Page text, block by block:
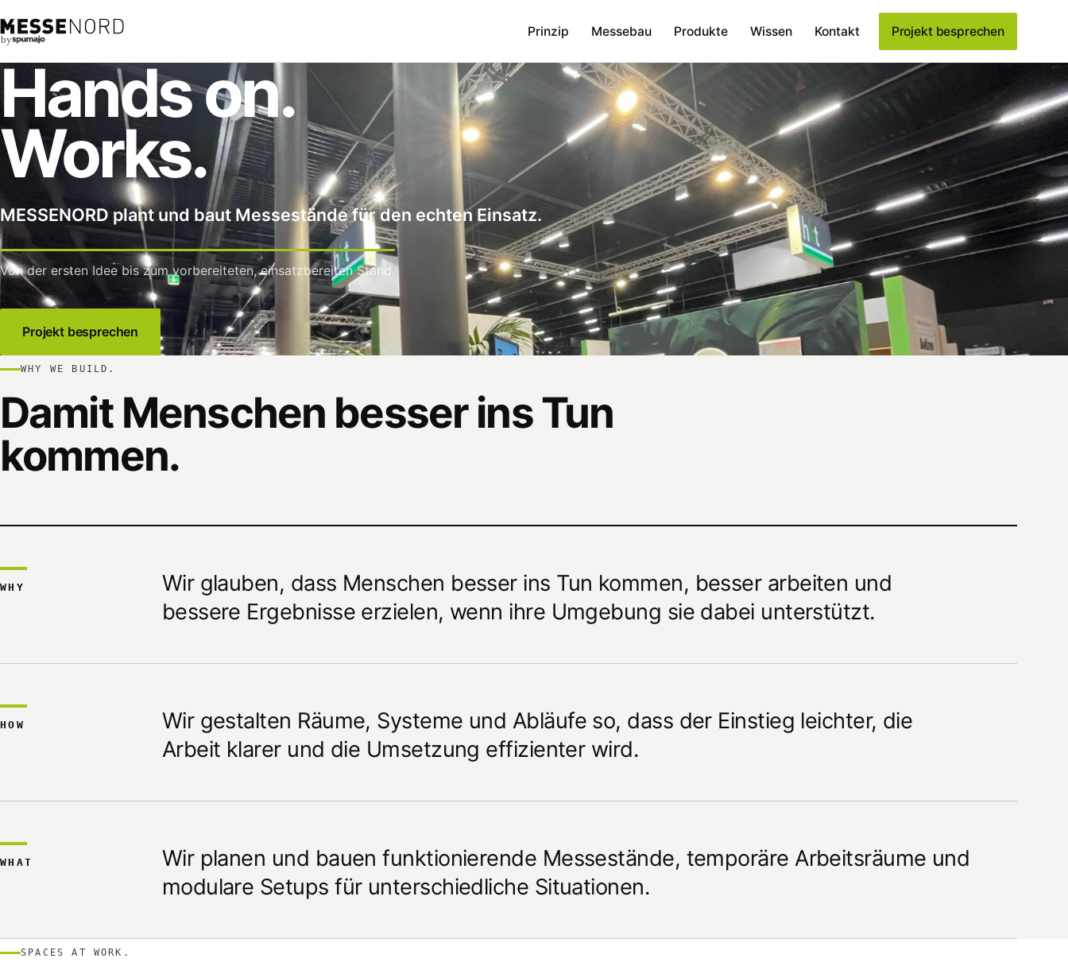
by
Prinzip Messebau Produkte Wissen Kontakt Projekt besprechen
Hands on.
Works.
MESSENORD plant und baut Messestände für den echten Einsatz.
Von der ersten Idee bis zum vorbereiteten, einsatzbereiten Stand.
Projekt besprechen
WHY WE BUILD.
Damit Menschen besser ins Tun
kommen.
WHY
Wir glauben, dass Menschen besser ins Tun kommen, besser arbeiten und
bessere Ergebnisse erzielen, wenn ihre Umgebung sie dabei unterstützt.
HOW
Wir gestalten Räume, Systeme und Abläufe so, dass der Einstieg leichter, die
Arbeit klarer und die Umsetzung effizienter wird.
WHAT
Wir planen und bauen funktionierende Messestände, temporäre Arbeitsräume und
modulare Setups für unterschiedliche Situationen.
SPACES AT WORK.